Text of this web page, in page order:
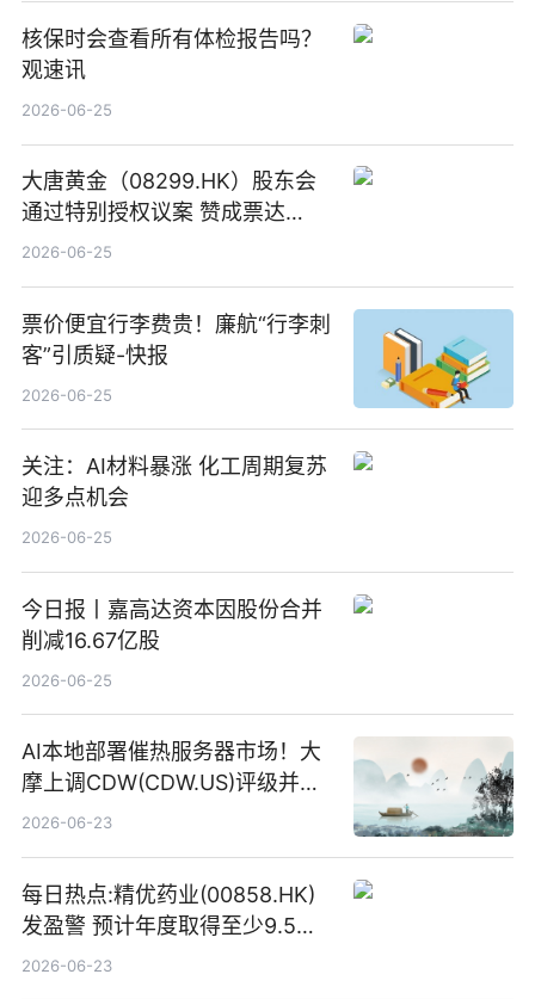
核保时会查看所有体检报告吗？
观速讯
2026-06-25
大唐黄金（08299.HK）股东会
通过特别授权议案 赞成票达
100%_新动态
2026-06-25
票价便宜行李费贵！廉航“行李刺
客”引质疑-快报
2026-06-25
关注：AI材料暴涨 化工周期复苏
迎多点机会
2026-06-25
今日报丨嘉高达资本因股份合并
削减16.67亿股
2026-06-25
AI本地部署催热服务器市场！大
摩上调CDW(CDW.US)评级并看
高IBM(IBM.US)戴尔(DELL.US)
2026-06-23
每日热点:精优药业(00858.HK)
发盈警 预计年度取得至少9.5亿
港元的亏损 同比盈转亏
2026-06-23